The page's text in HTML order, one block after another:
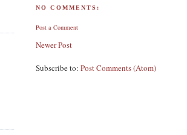
NO COMMENTS:
Post a Comment
Newer Post
Subscribe to:Post Comments (Atom)